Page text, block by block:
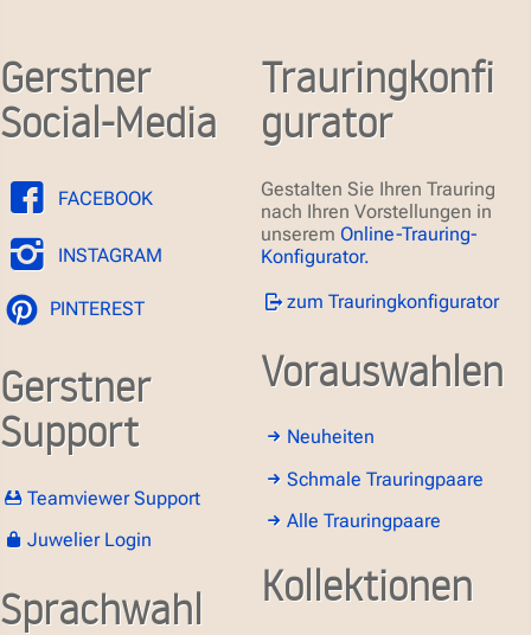
Gerstner
Social-Media
FACEBOOK
INSTAGRAM
PINTEREST
Gerstner
Support
Teamviewer Support
Juwelier Login
Sprachwahl
Trauringkonfi
gurator
Gestalten Sie Ihren Trauring
nach Ihren Vorstellungen in
unserem Online-Trauring-
Konfigurator.
zum Trauringkonfigurator
Vorauswahlen
Neuheiten
Schmale Trauringpaare
Alle Trauringpaare
Kollektionen